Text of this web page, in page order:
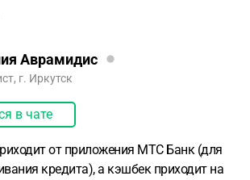
Аврамидис
г. Иркутск
в чате
от приложения МТС Банк (для
кредита), а кэшбек приходит на